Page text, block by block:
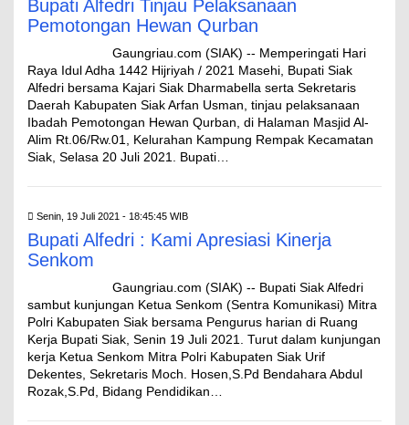
Bupati Alfedri Tinjau Pelaksanaan
Pemotongan Hewan Qurban
Gaungriau.com (SIAK) -- Memperingati Hari
Raya Idul Adha 1442 Hijriyah / 2021 Masehi, Bupati Siak
Alfedri bersama Kajari Siak Dharmabella serta Sekretaris
Daerah Kabupaten Siak Arfan Usman, tinjau pelaksanaan
Ibadah Pemotongan Hewan Qurban, di Halaman Masjid Al-
Alim Rt.06/Rw.01, Kelurahan Kampung Rempak Kecamatan
Siak, Selasa 20 Juli 2021. Bupati…
Senin, 19 Juli 2021 - 18:45:45 WIB
Bupati Alfedri : Kami Apresiasi Kinerja
Senkom
Gaungriau.com (SIAK) -- Bupati Siak Alfedri
sambut kunjungan Ketua Senkom (Sentra Komunikasi) Mitra
Polri Kabupaten Siak bersama Pengurus harian di Ruang
Kerja Bupati Siak, Senin 19 Juli 2021. Turut dalam kunjungan
kerja Ketua Senkom Mitra Polri Kabupaten Siak Urif
Dekentes, Sekretaris Moch. Hosen,S.Pd Bendahara Abdul
Rozak,S.Pd, Bidang Pendidikan…